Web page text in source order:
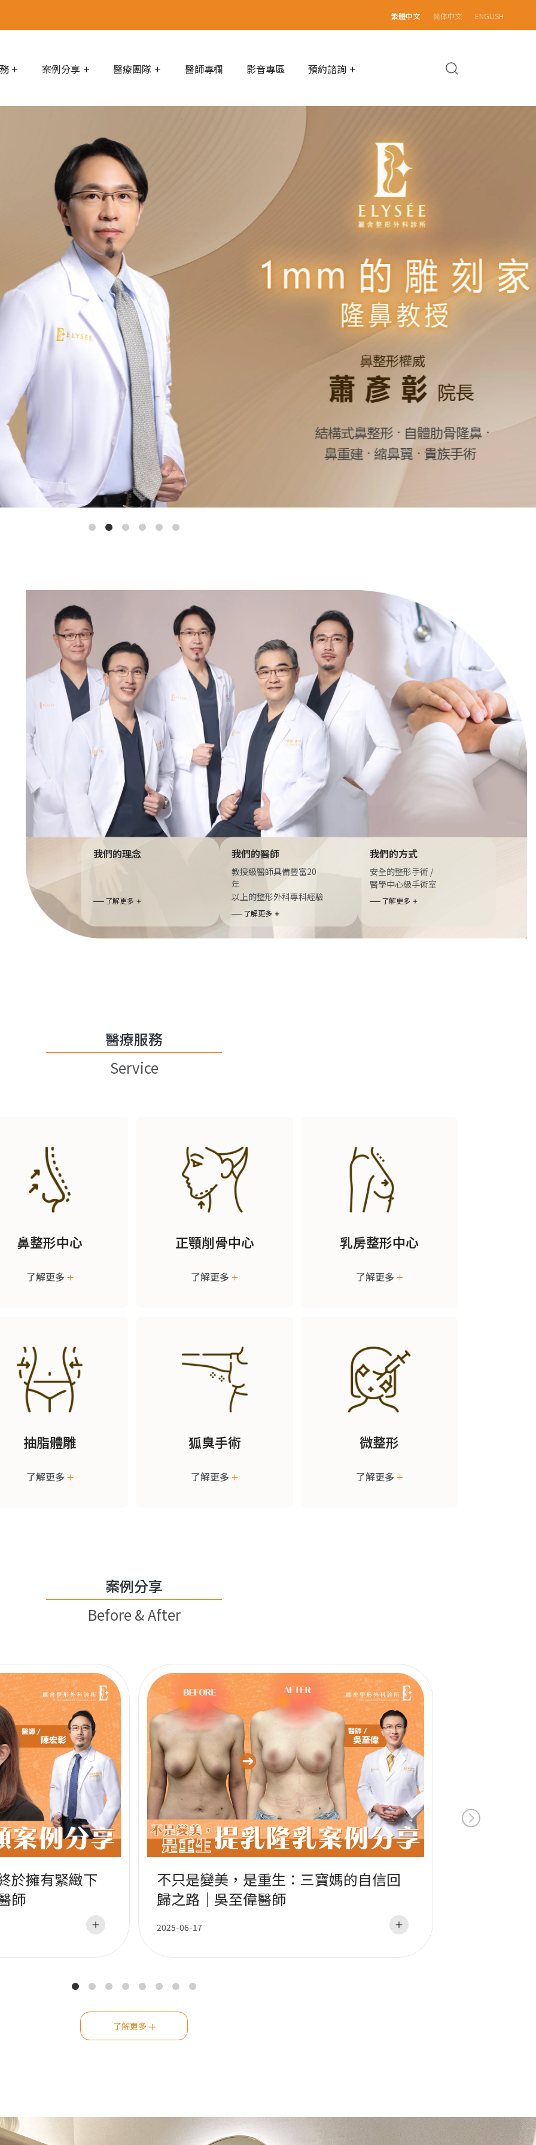
繁體中文 简体中文 ENGLISH
案例分享 醫療團隊 醫師專欄 影音專區 預約諮詢
我們的理念
了解更多
我們的醫師
教授級醫師具備豐富20
年
以上的整形外科專科經驗
了解更多
我們的方式
安全的整形手術 /
醫學中心級手術室
了解更多
醫療服務
Service
鼻整形中心
了解更多
正顎削骨中心
了解更多
乳房整形中心
了解更多
抽脂體雕
了解更多
狐臭手術
了解更多
微整形
了解更多
案例分享
Before & After
於擁有緊緻下
師
不只是變美，是重生：三寶媽的自信回
歸之路｜吳至偉醫師
2025-06-17
了解更多